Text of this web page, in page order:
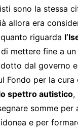
sono la stessa
allora era
riguarda
mettere fine a
dal governo
Fondo per la
spettro autistico,
somme per
idonea e per